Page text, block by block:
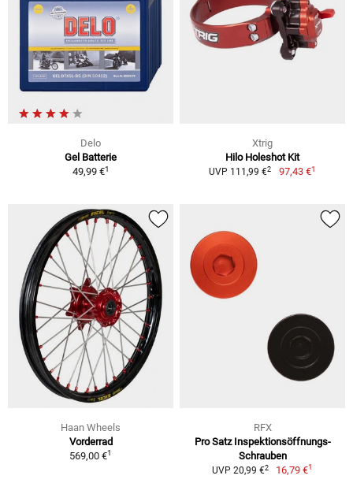
Delo
Gel Batterie
49,99 €1
Xtrig
Hilo Holeshot Kit
UVP 111,99 €2 97,43 €1
Haan Wheels
Vorderrad
569,00 €1
RFX
Pro Satz Inspektionsöffnungs-
Schrauben
UVP 20,99 €2 16,79 €1